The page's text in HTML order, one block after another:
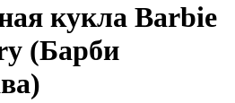
кукла Barbie
(Барби